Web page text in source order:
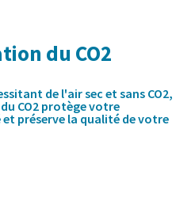
du CO2
de l'air sec et sans CO2,
CO2 protège votre
préserve la qualité de votre